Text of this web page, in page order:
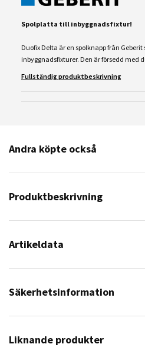
Spolplatta till inbyggnadsfixtur!
Duofix Delta är en spolknapp från
inbyggnadsfixturer. Den är försedd med
Fullständig produktbeskrivning
Andra köpte också
Produktbeskrivning
Artikeldata
Säkerhetsinformation
Liknande produkter